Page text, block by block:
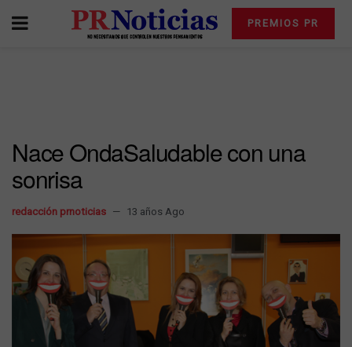
PREMIOS PR
Nace OndaSaludable con una
sonrisa
redacción prnoticias 13 años Ago